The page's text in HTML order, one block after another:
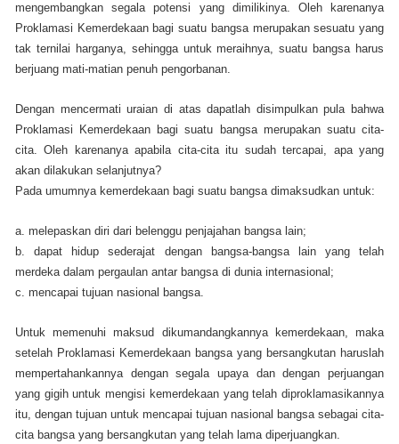
mengembangkan segala potensi yang dimilikinya. Oleh karenanya
Proklamasi Kemerdekaan bagi suatu bangsa merupakan sesuatu yang
tak ternilai harganya, sehingga untuk meraihnya, suatu bangsa harus
berjuang mati-matian penuh pengorbanan.
Dengan mencermati uraian di atas dapatlah disimpulkan pula bahwa
Proklamasi Kemerdekaan bagi suatu bangsa merupakan suatu cita-
cita. Oleh karenanya apabila cita-cita itu sudah tercapai, apa yang
akan dilakukan selanjutnya?
Pada umumnya kemerdekaan bagi suatu bangsa dimaksudkan untuk:
a. melepaskan diri dari belenggu penjajahan bangsa lain;
b. dapat hidup sederajat dengan bangsa-bangsa lain yang telah
merdeka dalam pergaulan antar bangsa di dunia internasional;
c. mencapai tujuan nasional bangsa.
Untuk memenuhi maksud dikumandangkannya kemerdekaan, maka
setelah Proklamasi Kemerdekaan bangsa yang bersangkutan haruslah
mempertahankannya dengan segala upaya dan dengan perjuangan
yang gigih untuk mengisi kemerdekaan yang telah diproklamasikannya
itu, dengan tujuan untuk mencapai tujuan nasional bangsa sebagai cita-
cita bangsa yang bersangkutan yang telah lama diperjuangkan.